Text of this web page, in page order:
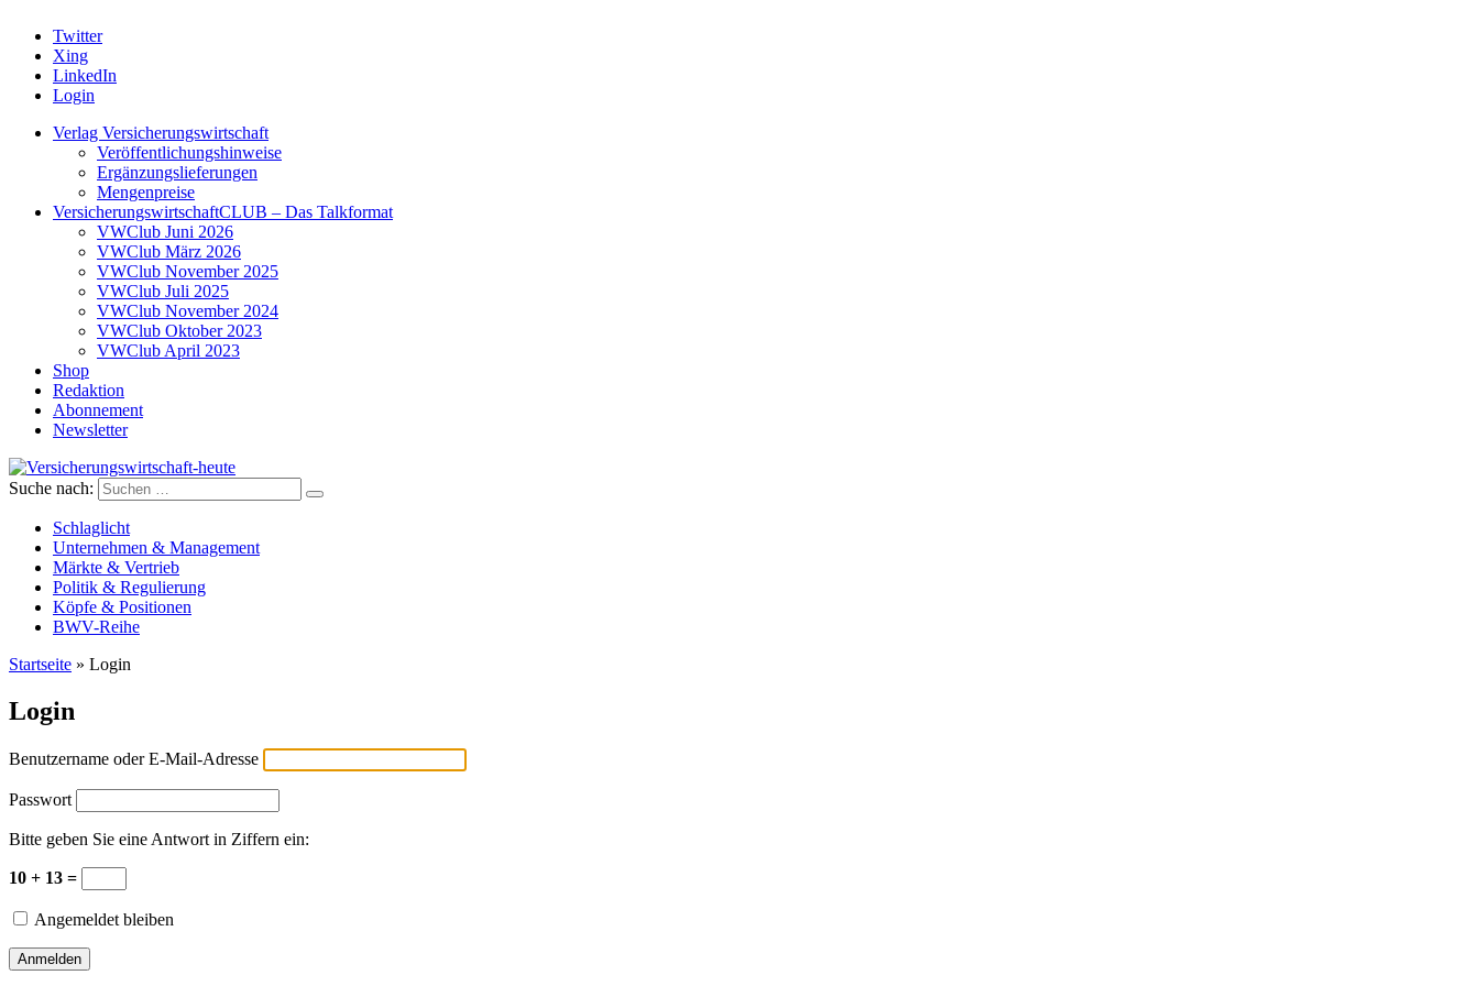
Twitter
Xing
LinkedIn
Login
Verlag Versicherungswirtschaft
Veröffentlichungshinweise
Ergänzungslieferungen
Mengenpreise
VersicherungswirtschaftCLUB – Das Talkformat
VWClub Juni 2026
VWClub März 2026
VWClub November 2025
VWClub Juli 2025
VWClub November 2024
VWClub Oktober 2023
VWClub April 2023
Shop
Redaktion
Abonnement
Newsletter
Versicherungswirtschaft-heute
Suche nach:
Schlaglicht
Unternehmen & Management
Märkte & Vertrieb
Politik & Regulierung
Köpfe & Positionen
BWV-Reihe
Startseite » Login
Login
Benutzername oder E-Mail-Adresse
Passwort
Bitte geben Sie eine Antwort in Ziffern ein:
10 + 13 =
Angemeldet bleiben